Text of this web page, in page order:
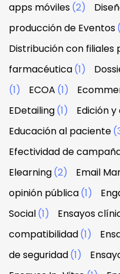
apps móviles(2)
producción de Eventos
Distribución con filiales
farmacéutica(1)
(1)
ECOA (1)
EDetailing(1) Edición
Educación al paciente
Efectividad de
Elearning(2) Email
opinión pública(1)
Social(1) Ensayos
compatibilidad(1)
de seguridad(1)